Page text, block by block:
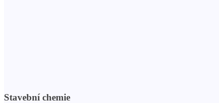
Stavební chemie